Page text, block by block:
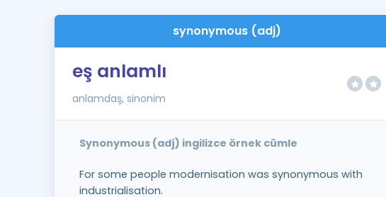
synonymous (adj)
eş anlamlı
anlamdaş, sinonim
Synonymous (adj) ingilizce örnek cümle
For some people modernisation was synonymous with
industrialisation.